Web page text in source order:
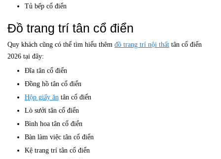
Tủ bếp cổ điển
Đồ trang trí tân cổ điển
Quy khách cũng có thể tìm hiểu thêm đồ trang trí nội thất tân cổ điển
2026 tại đây:
Đĩa tân cổ điển
Đồng hồ tân cổ điển
Hộp giấy ăn tân cổ điển
Lò sưởi tân cổ điển
Bình hoa tân cổ điển
Bàn làm việc tân cổ điển
Kệ trang trí tân cổ điển